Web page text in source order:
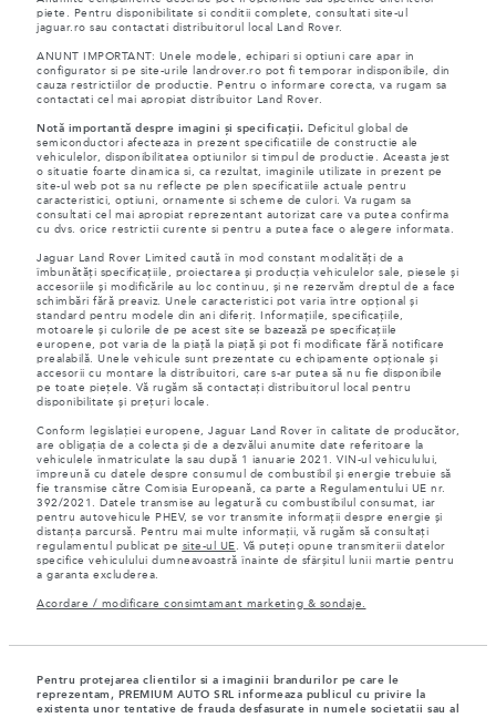
piete. Pentru disponibilitate si conditii complete, consultati site-ul
jaguar.ro sau contactati distribuitorul local Land Rover.
ANUNT IMPORTANT: Unele modele, echipari si optiuni care apar in
configurator si pe site-urile landrover.ro pot fi temporar indisponibile, din
cauza restrictiilor de productie. Pentru o informare corecta, va rugam sa
contactati cel mai apropiat distribuitor Land Rover.
Notă importantă despre imagini și specificații. Deficitul global de
semiconductori afecteaza in prezent specificatiile de constructie ale
vehiculelor, disponibilitatea optiunilor si timpul de productie. Aceasta jest
o situatie foarte dinamica si, ca rezultat, imaginile utilizate in prezent pe
site-ul web pot sa nu reflecte pe plen specificatiile actuale pentru
caracteristici, optiuni, ornamente si scheme de culori. Va rugam sa
consultati cel mai apropiat reprezentant autorizat care va putea confirma
cu dvs. orice restrictii curente si pentru a putea face o alegere informata.
Jaguar Land Rover Limited caută în mod constant modalități de a
îmbunătăți specificațiile, proiectarea și producția vehiculelor sale, piesele și
accesoriile și modificările au loc continuu, și ne rezervăm dreptul de a face
schimbări fără preaviz. Unele caracteristici pot varia între opțional și
standard pentru modele din ani diferiț. Informațiile, specificațiile,
motoarele și culorile de pe acest site se bazează pe specificațiile
europene, pot varia de la piață la piață și pot fi modificate fără notificare
prealabilă. Unele vehicule sunt prezentate cu echipamente opționale și
accesorii cu montare la distribuitori, care s-ar putea să nu fie disponibile
pe toate piețele. Vă rugăm să contactați distribuitorul local pentru
disponibilitate și prețuri locale.
Conform legislației europene, Jaguar Land Rover în calitate de producător,
are obligația de a colecta și de a dezvălui anumite date referitoare la
vehiculele înmatriculate la sau după 1 ianuarie 2021. VIN-ul vehiculului,
împreună cu datele despre consumul de combustibil și energie trebuie să
fie transmise către Comisia Europeană, ca parte a Regulamentului UE nr.
392/2021. Datele transmise au legatură cu combustibilul consumat, iar
pentru autovehicule PHEV, se vor transmite informații despre energie și
distanța parcursă. Pentru mai multe informații, vă rugăm să consultați
regulamentul publicat pe site-ul UE . Vă puteți opune transmiterii datelor
specifice vehiculului dumneavoastră înainte de sfârșitul lunii martie pentru
a garanta excluderea.
Acordare / modificare consimtamant marketing & sondaje.
Pentru protejarea clientilor si a imaginii brandurilor pe care le
reprezentam, PREMIUM AUTO SRL informeaza publicul cu privire la
existenta unor tentative de frauda desfasurate in numele societatii sau al